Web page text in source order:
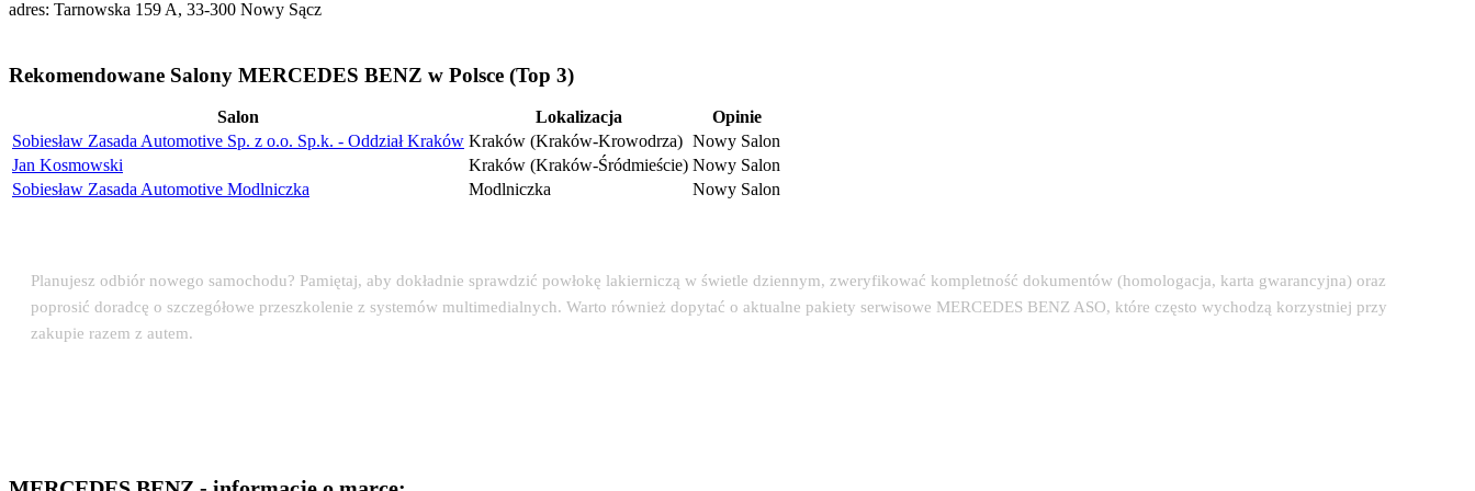
adres: Tarnowska 159 A, 33-300 Nowy Sącz
Rekomendowane Salony MERCEDES BENZ w Polsce (Top 3)
Salon Lokalizacja
Opinie
Sobiesław Zasada Automotive Sp. z o.o. Sp.k. - Oddział Kraków Kraków (Kraków-Krowodrza) Nowy Salon
Jan Kosmowski
Kraków (Kraków-Śródmieście) Nowy Salon
Sobiesław Zasada Automotive Modlniczka
Modlniczka Nowy Salon
Planujesz odbiór nowego samochodu? Pamiętaj, aby dokładnie sprawdzić powłokę lakierniczą w świetle dziennym, zweryfikować kompletność dokumentów (homologacja, karta gwarancyjna) oraz
poprosić doradcę o szczegółowe przeszkolenie z systemów multimedialnych. Warto również dopytać o aktualne pakiety serwisowe MERCEDES BENZ ASO, które często wychodzą korzystniej przy
zakupie razem z autem.